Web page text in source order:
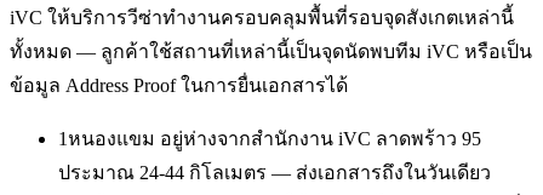
iVC ให้บริการวีซ่าทำงานครอบคลุมพื้นที่รอบจุดสังเกตเหล่านี้
ทั้งหมด — ลูกค้าใช้สถานที่เหล่านี้เป็นจุดนัดพบทีม iVC หรือเป็น
ข้อมูล Address Proof ในการยื่นเอกสารได้
1หนองแขม อยู่ห่างจากสำนักงาน iVC ลาดพร้าว 95
ประมาณ 24-44 กิโลเมตร — ส่งเอกสารถึงในวันเดียว